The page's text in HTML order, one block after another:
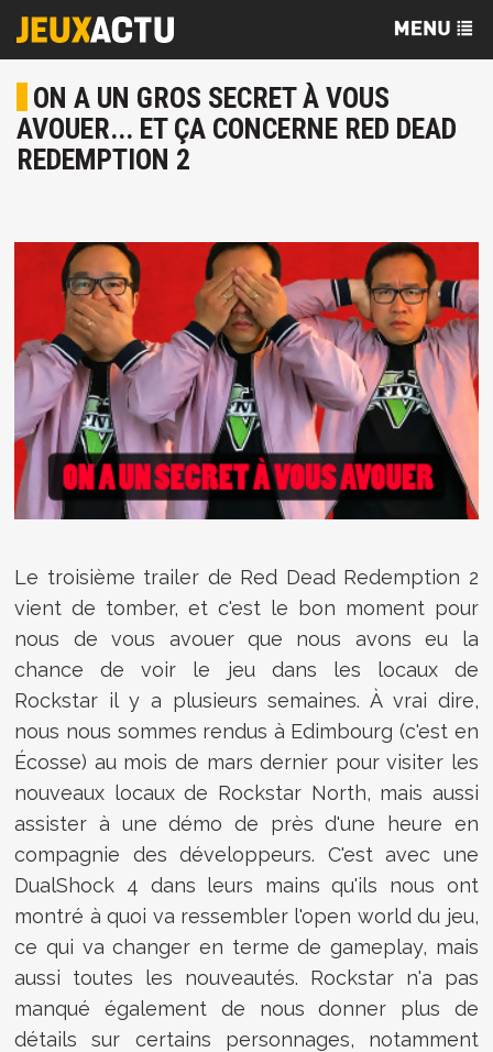
ON A UN GROS SECRET À VOUS
AVOUER... ET ÇA CONCERNE RED DEAD
REDEMPTION 2
Le troisième trailer de Red Dead Redemption 2
vient de tomber, et c'est le bon moment pour
nous de vous avouer que nous avons eu la
chance de voir le jeu dans les locaux de
Rockstar il y a plusieurs semaines. À vrai dire,
nous nous sommes rendus à Edimbourg (c'est en
Écosse) au mois de mars dernier pour visiter les
nouveaux locaux de Rockstar North, mais aussi
assister à une démo de près d'une heure en
compagnie des développeurs. C'est avec une
DualShock 4 dans leurs mains qu'ils nous ont
montré à quoi va ressembler l'open world du jeu,
ce qui va changer en terme de gameplay, mais
aussi toutes les nouveautés. Rockstar n'a pas
manqué également de nous donner plus de
détails sur certains personnages, notamment